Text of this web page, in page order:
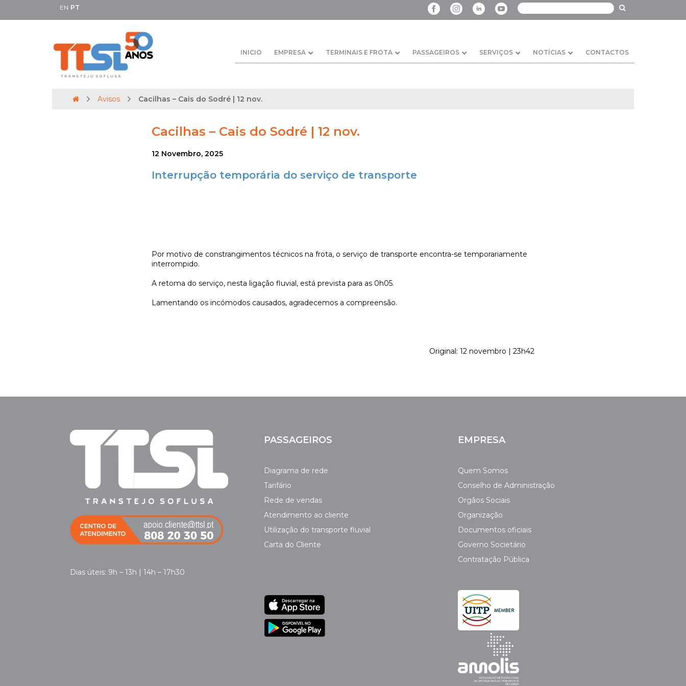
EN PT
INICIO EMPRESA TERMINAIS E FROTA PASSAGEIROS SERVIÇOS NOTÍCIAS CONTACTOS
Avisos Cacilhas – Cais do Sodré | 12 nov.
Cacilhas – Cais do Sodré | 12 nov.
12 Novembro, 2025
Interrupção temporária do serviço de transporte
Por motivo de constrangimentos técnicos na frota, o serviço de transporte encontra-se temporariamente
interrompido.
A retoma do serviço, nesta ligação fluvial, está prevista para as 0h05.
Lamentando os incómodos causados, agradecemos a compreensão.
Original: 12 novembro | 23h42
Dias úteis: 9h – 13h | 14h – 17h30
PASSAGEIROS
Diagrama de rede
Tarifário
Rede de vendas
Atendimento ao cliente
Utilização do transporte fluvial
Carta do Cliente
EMPRESA
Quem Somos
Conselho de Administração
Orgãos Sociais
Organização
Documentos oficiais
Governo Societário
Contratação Pública